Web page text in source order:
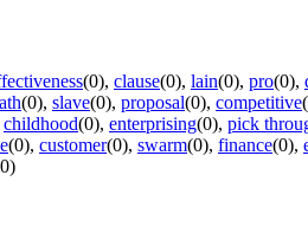
(0), clause(0), lain(0), pro(0),
(0), slave(0), proposal(0), competitive
childhood(0), enterprising(0), pick
(0), customer(0), swarm(0), finance(0),